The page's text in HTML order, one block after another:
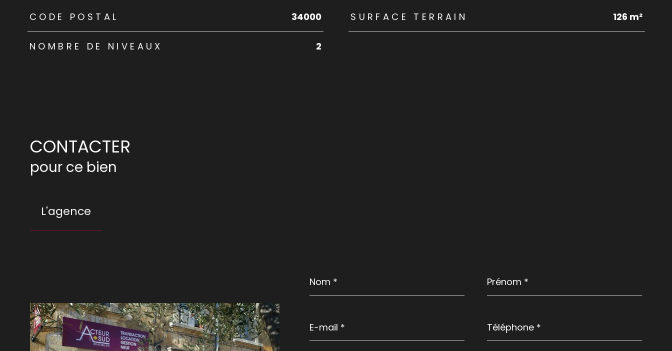
TRAD_ZEPHYR_Caracteristique
CODE POSTAL 34000 SURFACE TERRAIN 126 m²
NOMBRE DE NIVEAUX 2
CONTACTER
pour ce bien
L'agence
* *
mail
*
*